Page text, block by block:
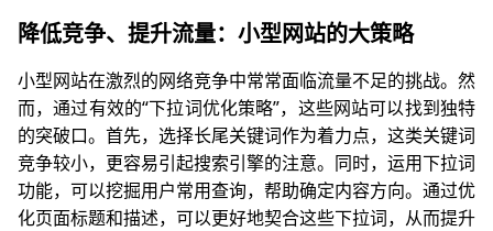
降低竞争、提升流量：小型网站的大策略
小型网站在激烈的网络竞争中常常面临流量不足的挑战。然
而，通过有效的“下拉词优化策略”，这些网站可以找到独特
的突破口。首先，选择长尾关键词作为着力点，这类关键词
竞争较小，更容易引起搜索引擎的注意。同时，运用下拉词
功能，可以挖掘用户常用查询，帮助确定内容方向。通过优
化页面标题和描述，可以更好地契合这些下拉词，从而提升